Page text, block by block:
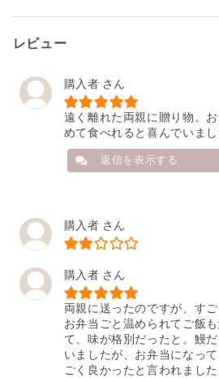
レビュー
購入者
遠く離れた両親に贈り物。
めて食べれると喜んでいまし
返信を表示する
素敵な贈り物にお選び
「温めてすぐ食べられ
にも喜んでいただけた
変うれしく拝見しまし
これからも大切な方へ
心してお選びいただけ
まいります。
購入者
購入者
両親に送ったのですが、す
お弁当ごと温められてご飯
て、味が格別だったと。鰻
いましたが、お弁当になっ
ごく良かったと言われまし